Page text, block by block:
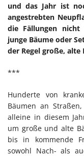
und das Jahr ist
angestrebten
die Fällungen nicht
junge Bäume oder
der Regel große, alte
***
Hunderte von
Bäumen an
alleine in diesem
um große und alte
bis in kommende
sowohl Nach- als